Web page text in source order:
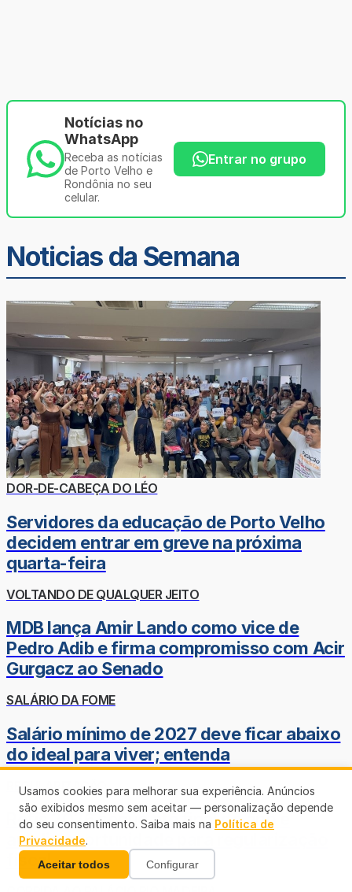
Notícias no
WhatsApp
Receba as notícias
de Porto Velho e
Rondônia no seu
celular.
Entrar no grupo
Noticias da Semana
DOR-DE-CABEÇA DO LÉO
Servidores da educação de Porto Velho
decidem entrar em greve na próxima
quarta-feira
VOLTANDO DE QUALQUER JEITO
MDB lança Amir Lando como vice de
Pedro Adib e firma compromisso com Acir
Gurgacz ao Senado
SALÁRIO DA FOME
Salário mínimo de 2027 deve ficar abaixo
do ideal para viver; entenda
REGULARIZAÇÃO
Refis 2026 segue até final do ano e
amplia oportunidade para regularização
fiscal
Usamos cookies para melhorar sua experiência. Anúncios
são exibidos mesmo sem aceitar — personalização depende
do seu consentimento. Saiba mais na Política de
Privacidade.
Aceitar todos Configurar